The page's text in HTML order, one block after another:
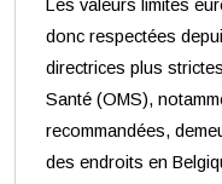
Les valeurs limites
donc respectées
directrices plus
Santé (OMS),
recommandées,
des endroits en